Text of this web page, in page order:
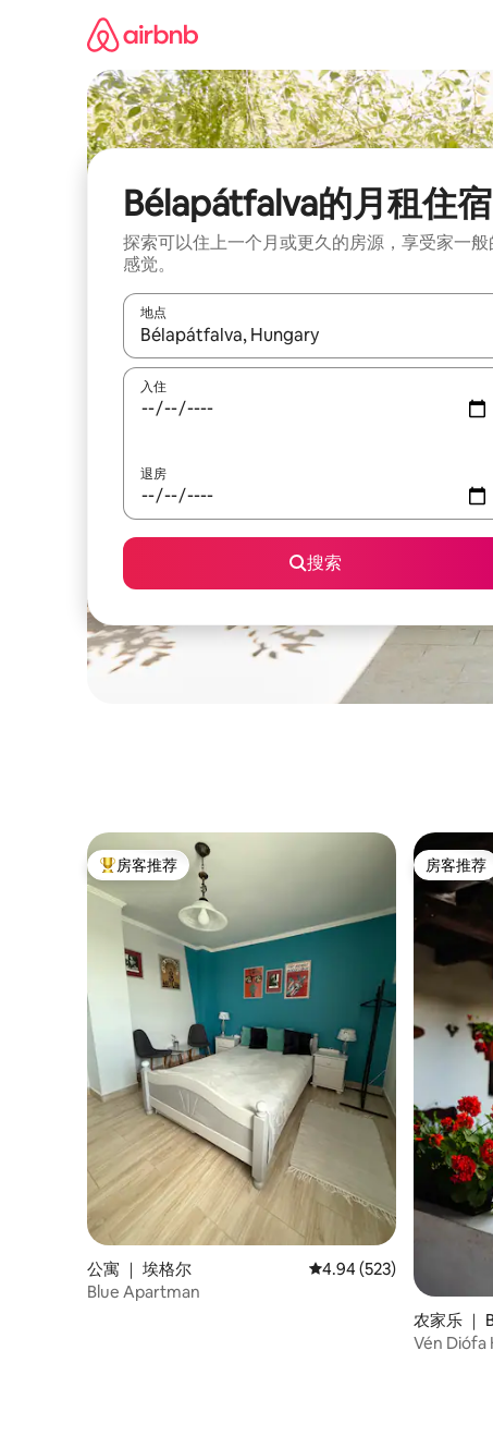
Bélapátfalva的月租住宿
探索可以住上一个月或更久的房源，享受家一般
感觉。
地点
如有搜索结果，请使用上下方向键查看，或通过点
入住
退房
搜索
热门「房客推荐」
房客推荐
公寓 ｜ 埃格尔 平均评分 4.94 分（满分
4.94 (523)
Blue Apartman
房客推荐
房客推荐
农家乐 ｜
Vén Diófa